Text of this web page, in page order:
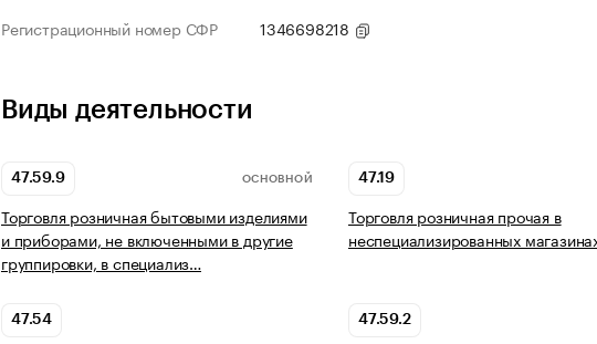
Регистрационный номер СФР 1346698218
Виды деятельности
47.59.9 ОСНОВНОЙ
Торговля розничная бытовыми изделиями
и приборами, не включенными в другие
группировки, в специализ…
47.19
Торговля розничная прочая в
неспециализированных
47.54 47.59.2